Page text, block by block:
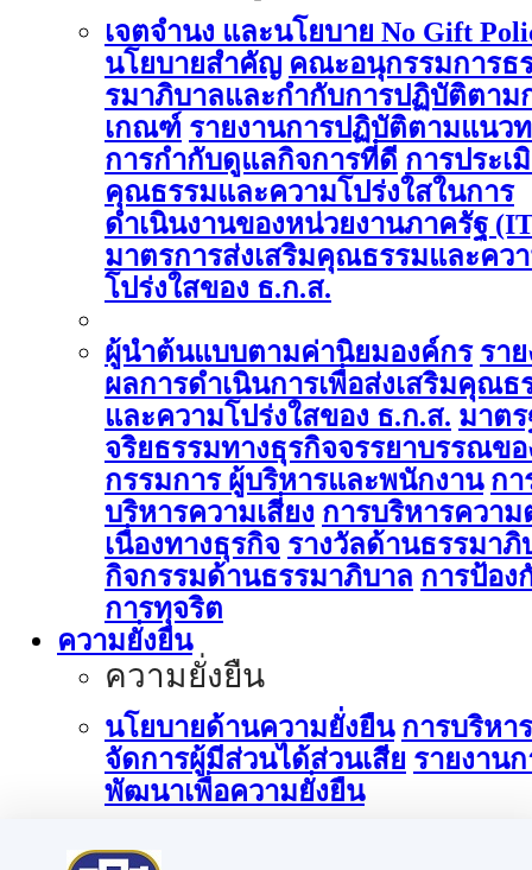
เจตจำนง และนโยบาย No Gift
นโยบายสำคัญ คณะอนุกรรมการธ
รมาภิบาลและกำกับการปฏิบัติตาม
เกณฑ์ รายงานการปฏิบัติตามแนว
การกำกับดูแลกิจการที่ดี การประเ
คุณธรรมและความโปร่งใสในการ
ดำเนินงานของหน่วยงานภาครัฐ
มาตรการส่งเสริมคุณธรรมและคว
โปร่งใสของ ธ.ก.ส.
ผู้นำต้นแบบตามค่านิยมองค์กร รา
ผลการดำเนินการเพื่อส่งเสริมคุณธ
และความโปร่งใสของ ธ.ก.ส. มาต
จริยธรรมทางธุรกิจจรรยาบรรณขอ
กรรมการ ผู้บริหารและพนักงาน กา
บริหารความเสี่ยง การบริหารความ
เนื่องทางธุรกิจ รางวัลด้านธรรมาภิ
กิจกรรมด้านธรรมาภิบาล การป้อง
การทุจริต
ความยั่งยืน
ความยั่งยืน
นโยบายด้านความยั่งยืน การบริหาร
จัดการผู้มีส่วนได้ส่วนเสีย รายงานก
พัฒนาเพื่อความยั่งยืน
การบริหารจัดการด้านนวัตกรรม